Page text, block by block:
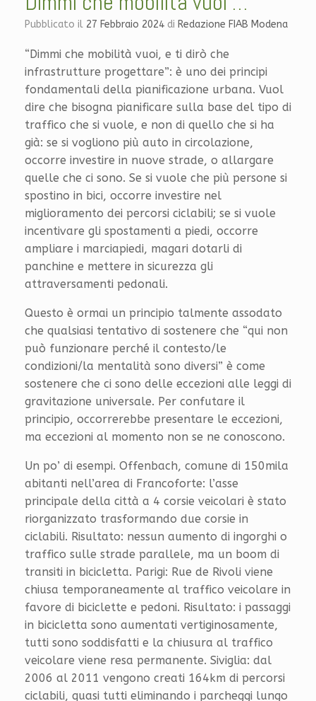
Pubblicato il 27 Febbraio 2024 di Redazione FIAB Modena
“Dimmi che mobilità vuoi, e ti dirò che
infrastrutture progettare”: è uno dei principi
fondamentali della pianificazione urbana. Vuol
dire che bisogna pianificare sulla base del tipo di
traffico che si vuole, e non di quello che si ha
già: se si vogliono più auto in circolazione,
occorre investire in nuove strade, o allargare
quelle che ci sono. Se si vuole che più persone si
spostino in bici, occorre investire nel
miglioramento dei percorsi ciclabili; se si vuole
incentivare gli spostamenti a piedi, occorre
ampliare i marciapiedi, magari dotarli di
panchine e mettere in sicurezza gli
attraversamenti pedonali.
Questo è ormai un principio talmente assodato
che qualsiasi tentativo di sostenere che “qui non
può funzionare perché il contesto/le
condizioni/la mentalità sono diversi” è come
sostenere che ci sono delle eccezioni alle leggi di
gravitazione universale. Per confutare il
principio, occorrerebbe presentare le eccezioni,
ma eccezioni al momento non se ne conoscono.
Un po’ di esempi. Offenbach, comune di 150mila
abitanti nell’area di Francoforte: l’asse
principale della città a 4 corsie veicolari è stato
riorganizzato trasformando due corsie in
ciclabili. Risultato: nessun aumento di ingorghi o
traffico sulle strade parallele, ma un boom di
transiti in bicicletta. Parigi: Rue de Rivoli viene
chiusa temporaneamente al traffico veicolare in
favore di biciclette e pedoni. Risultato: i passaggi
in bicicletta sono aumentati vertiginosamente,
tutti sono soddisfatti e la chiusura al traffico
veicolare viene resa permanente. Siviglia: dal
2006 al 2011 vengono creati 164km di percorsi
ciclabili, quasi tutti eliminando i parcheggi lungo